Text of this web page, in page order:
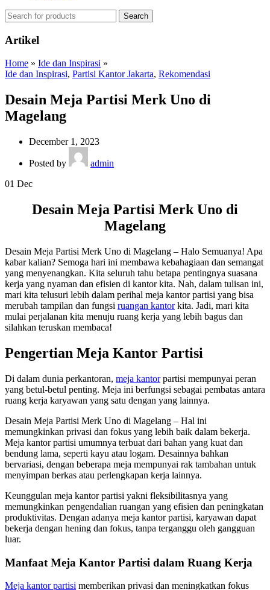
Search
Artikel
Home » Ide dan Inspirasi »
Ide dan Inspirasi, Partisi Kantor Jakarta, Rekomendasi
Desain Meja Partisi Merk Uno di
Magelang
December 1, 2023
Posted by
admin
01 Dec
Desain Meja Partisi Merk Uno di
Magelang
Desain Meja Partisi Merk Uno di Magelang – Halo Semuanya! Apa
kabar kalian? Semoga hari ini membawa kebahagiaan dan semangat
yang menyenangkan. Kita seluruh tahu betapa pentingnya suasana
kerja yang nyaman dan efisien di kantor kita. Nah, dalam tulisan ini,
mari kita telusuri lebih dalam perihal meja kantor partisi yang bisa
merubah tampilan dan fungsi ruangan kantorkita. Jadi, mari kita
mulai perjalanan kita menuju ruang kerja yang lebih bagus dan
silahkan teruskan membaca!
Pengertian Meja Kantor Partisi
Di dalam dunia perkantoran, meja kantorpartisi mempunyai peran
yang betul-betul penting. Meja ini berfungsi sebagai pembatas antara
ruang kerja karyawan yang satu dengan yang lainnya.
Desain Meja Partisi Merk Uno di Magelang – Hal ini
memungkinkan privasi dan fokus yang lebih baik dalam bekerja.
Meja kantor partisi umumnya terbuat dari bahan yang kuat dan
bendung lama, seperti kayu atau logam. Desainnya bahkan
bervariasi, dengan beberapa meja mempunyai rak tambahan untuk
menyimpan berkas atau perlengkapan kerja lainnya.
Keunggulan meja kantor partisi yakni fleksibilitasnya yang
memungkinkan pengendalian ruangan yang efisien dan peningkatan
produktivitas. Dengan adanya meja kantor partisi, karyawan dapat
bekerja dengan hening dan fokus, tanpa terganggu oleh gangguan
luar.
Manfaat Meja Kantor Partisi dalam Ruang Kerja
Meja kantor partisi memberikan privasi dan meningkatkan fokus